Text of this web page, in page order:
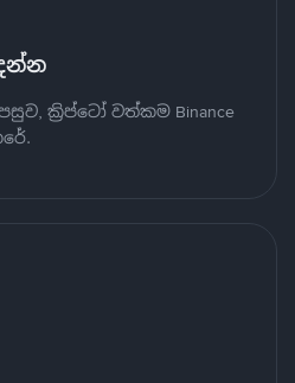
ක්‍රිප්ටෝ වත්කම Binance